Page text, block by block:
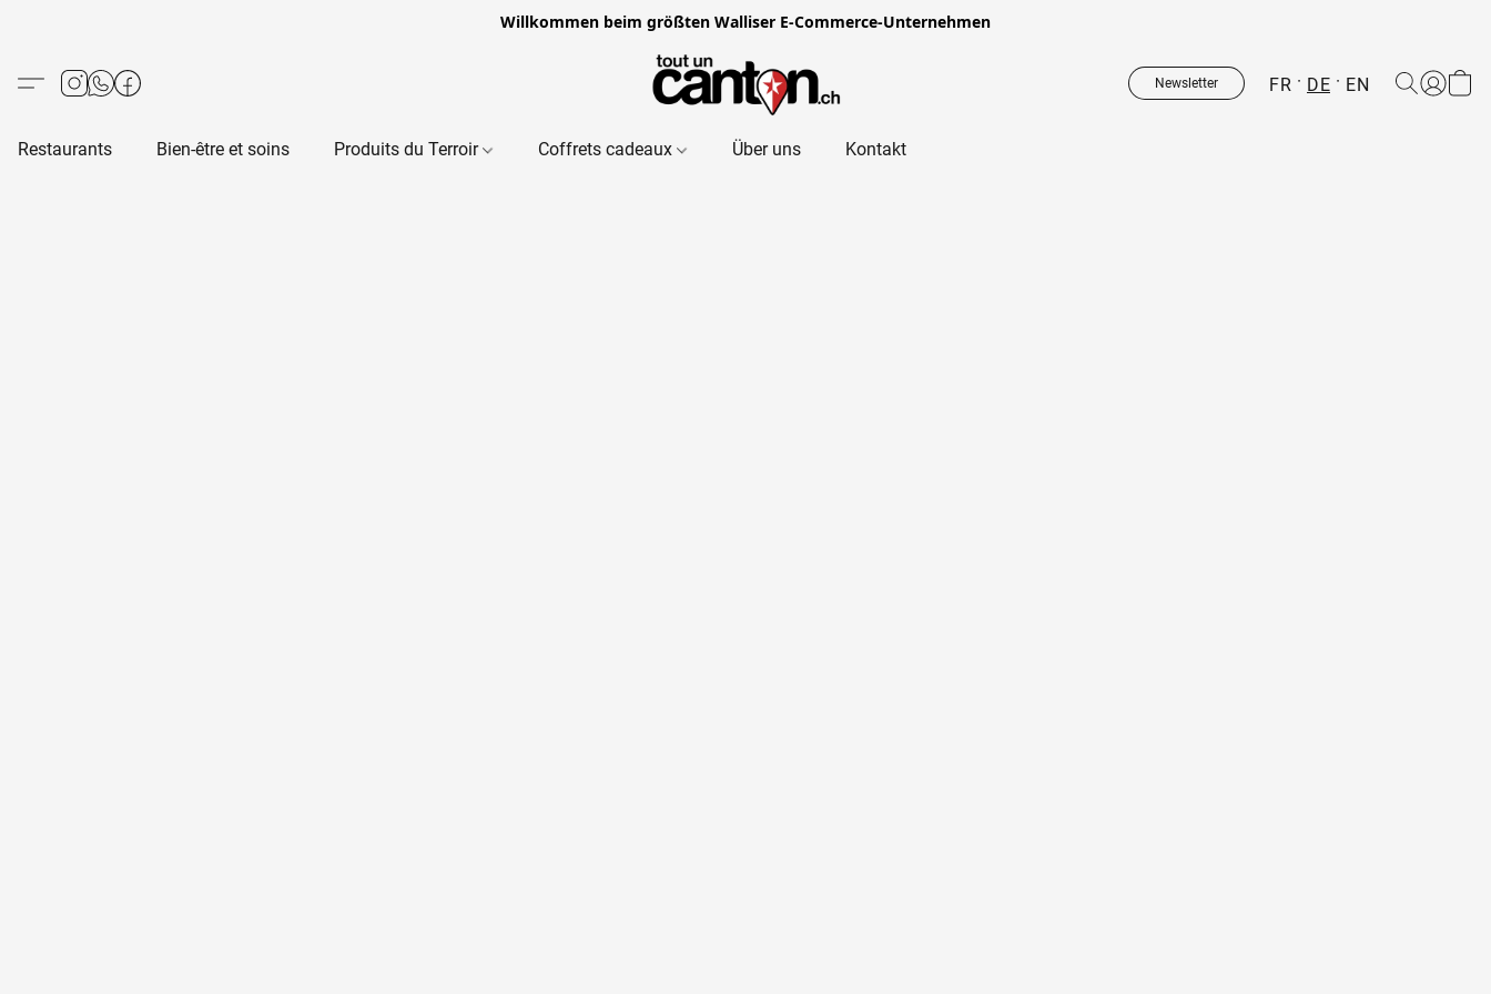
Willkommen beim größten Walliser E-Commerce-Unternehmen
Newsletter FR DE EN
Restaurants Bien-être et soins Produits du Terroir Coffrets cadeaux Über uns Kontakt